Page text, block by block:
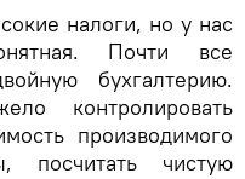
налоги, но у нас
Почти все
бухгалтерию.
контролировать
производимого
посчитать чистую